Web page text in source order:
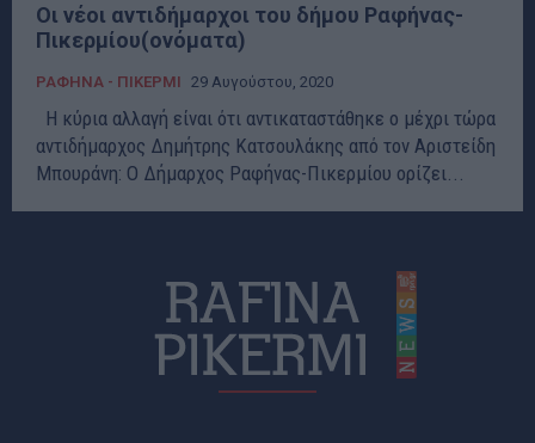
Οι νέοι αντιδήμαρχοι του δήμου Ραφήνας-
Πικερμίου(ονόματα)
ΡΑΦΗΝΑ - ΠΙΚΕΡΜΙ 29 Αυγούστου, 2020
αντιδήμαρχος Δημήτρης Κατσουλάκης από τον Αριστείδη
Μπουράνη: Ο Δήμαρχος Ραφήνας-Πικερμίου ορίζει...